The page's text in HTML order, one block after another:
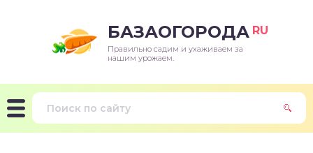
БАЗАОГОРОДА RU
Правильно садим и ухаживаем за
нашим урожаем.